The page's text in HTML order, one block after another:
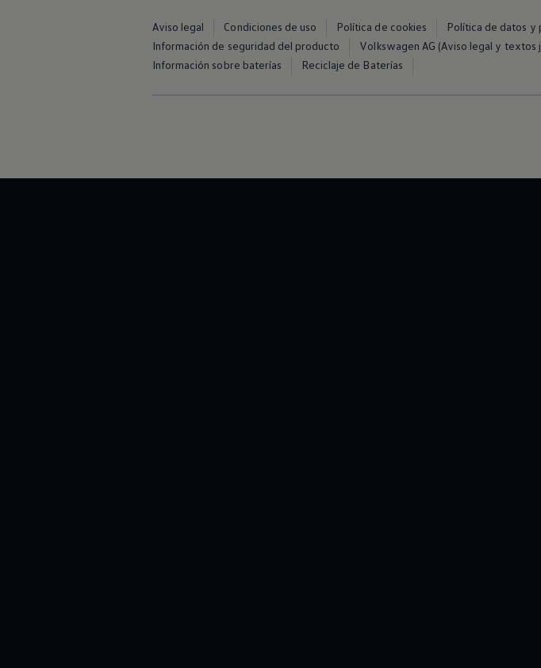
Aviso legal Condiciones de uso Política de cookies Política de datos y
Información de seguridad del producto
Volkswagen AG (Aviso legal y textos
Información sobre baterías
Reciclaje de Baterías